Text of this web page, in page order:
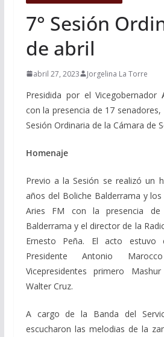
7° Sesión
de abril
abril 27, 2023 Jorgelina La Torre
Presidida por el Vicegobernador
con la presencia de 17
Sesión Ordinaria de la Cámara de
Homenaje
Previo a la Sesión se realizó un
años del Boliche Balderrama y
Aries FM con la presencia de
Balderrama y el director de la
Ernesto Peña. El acto estuvo
Presidente Antonio
Vicepresidentes primero
Walter Cruz.
A cargo de la Banda del
escucharon las melodias de la